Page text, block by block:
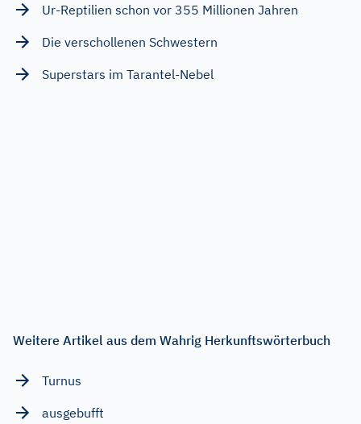
Ur-Reptilien schon vor 355 Millionen Jahren
Die verschollenen Schwestern
Superstars im Tarantel-Nebel
Weitere Artikel aus dem Wahrig Herkunftswörterbuch
Turnus
ausgebufft